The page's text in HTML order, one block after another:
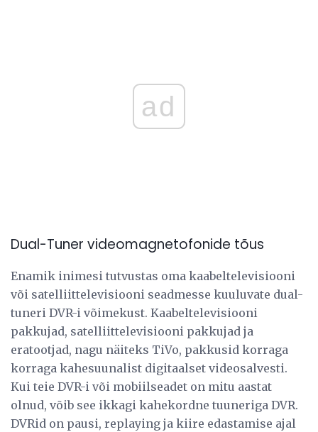
ad
Dual-Tuner videomagnetofonide tõus
Enamik inimesi tutvustas oma kaabeltelevisiooni
või satelliittelevisiooni seadmesse kuuluvate dual-
tuneri DVR-i võimekust. Kaabeltelevisiooni
pakkujad, satelliittelevisiooni pakkujad ja
eratootjad, nagu näiteks TiVo, pakkusid korraga
korraga kahesuunalist digitaalset videosalvesti.
Kui teie DVR-i või mobiilseadet on mitu aastat
olnud, võib see ikkagi kahekordne tuuneriga DVR.
DVRid on pausi, replaying ja kiire edastamise ajal